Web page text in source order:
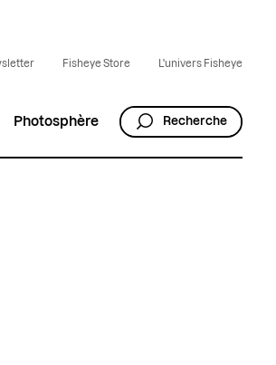
Fisheye Store L'univers Fisheye
Photosphère Recherche